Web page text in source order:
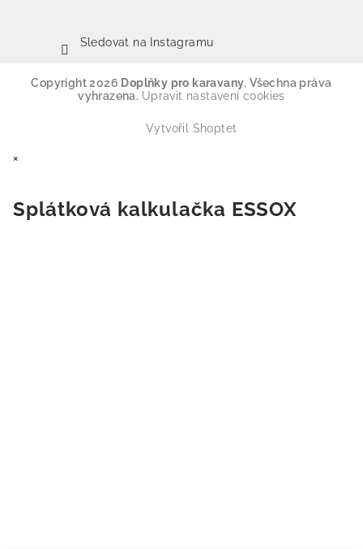
Sledovat na Instagramu
Copyright 2026 Doplňky pro karavany. Všechna práva
vyhrazena. Upravit nastavení cookies
Vytvořil Shoptet
×
Splátková kalkulačka ESSOX